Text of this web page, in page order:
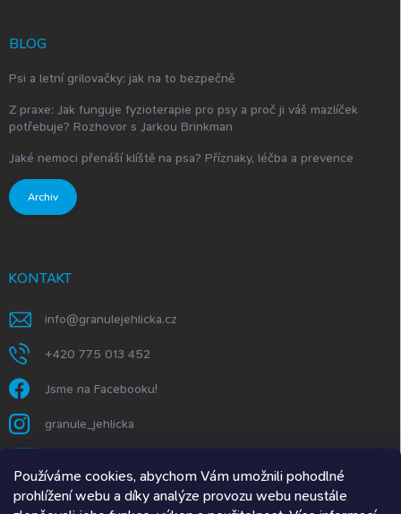
Používáme cookies, abychom Vám umožnili pohodlné
prohlížení webu a díky analýze provozu webu neustále
BLOG
Psi a letní grilovačky: jak na to bezpečně
Z praxe: Jak funguje fyzioterapie pro psy a proč ji váš mazlíček
potřebuje? Rozhovor s Jarkou Brinkman
Jaké nemoci přenáší klíště na psa? Příznaky, léčba a prevence
Archiv
KONTAKT
info@granulejehlicka.cz
+420 775 013 452
Jsme na Facebooku!
granule_jehlicka